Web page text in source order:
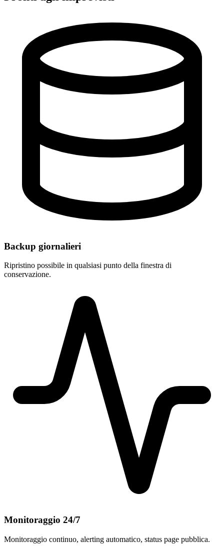
Backup giornalieri
Ripristino possibile in qualsiasi punto della finestra di
conservazione.
Monitoraggio 24/7
Monitoraggio continuo, alerting automatico, status page pubblica.